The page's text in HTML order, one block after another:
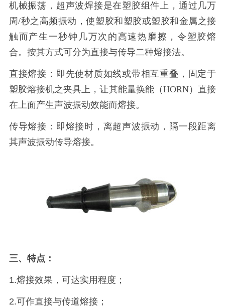
机械振荡，超声波焊接是在塑胶组件上，通过几万
周/秒之高频振动，使塑胶和塑胶或塑胶和金属之接
触而产生一秒钟几万次的高速热磨擦，令塑胶熔
合。按其方式可分为直接与传导二种熔接法。
直接熔接：即先使材质如线或带相互重叠，固定于
塑胶熔接机之夹具上，让其能量换能（HORN）直接
在上面产生声波振动效能而熔接。
传导熔接：即熔接时，离超声波振动，隔一段距离
其声波振动传导熔接。
三、特点：
1.熔接效果，可达实用程度；
2.可作直接与传道熔接；